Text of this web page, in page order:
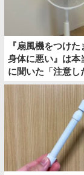
『扇風機をつけ
身体に悪い』は
に聞いた「注意し
方」